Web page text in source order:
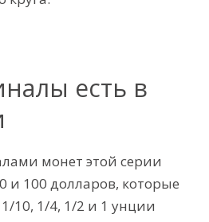
есть в
монет этой серии
и 100 долларов, которые
10, 1/4, 1/2 и 1 унции